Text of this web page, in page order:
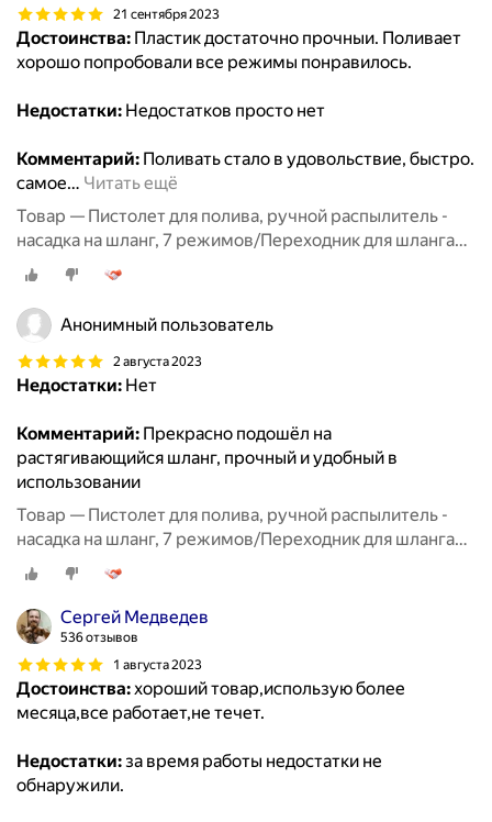
21 сентября 2023
Достоинства: Пластик достаточно прочныи. Поливает
хорошо попробовали все режимы понравилось.
Недостатки: Недостатков просто нет
Комментарий: Поливать стало в удовольствие, быстро.
самое… Читать ещё
Товар — Пистолет для полива, ручной распылитель -
насадка на шланг, 7 режимов/Переходник для шланга
3шт/Полив и орошение сада
Анонимный пользователь
2 августа 2023
Недостатки: Нет
Комментарий: Прекрасно подошёл на
растягивающийся шланг, прочный и удобный в
использовании
Товар — Пистолет для полива, ручной распылитель -
насадка на шланг, 7 режимов/Переходник для шланга
3шт/Полив и орошение сада
Сергей Медведев
536 отзывов
1 августа 2023
Достоинства:хороший товар,использую более
месяца,все работает,не течет.
Недостатки:за время работы недостатки не
обнаружили.